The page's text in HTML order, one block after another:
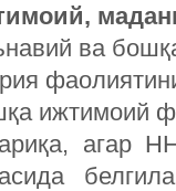
ва
ижтимоий
агар